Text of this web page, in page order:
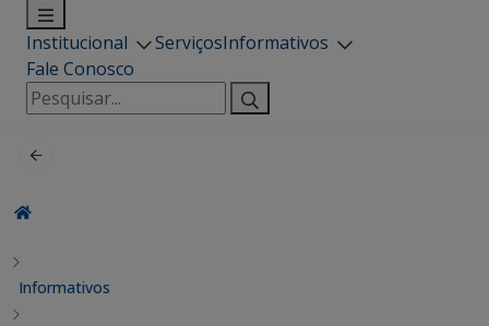
Institucional ServiçosInformativos
Fale Conosco
Pesquisar
por:
Informativos